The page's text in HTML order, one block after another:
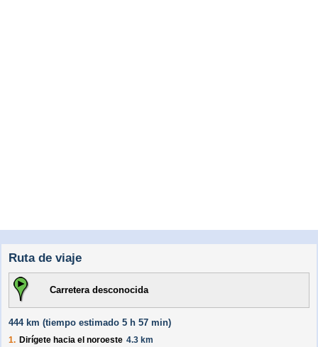
Ruta de viaje
Carretera desconocida
444 km (tiempo estimado 5 h 57 min)
1. Dirígete hacia el noroeste 4.3 km